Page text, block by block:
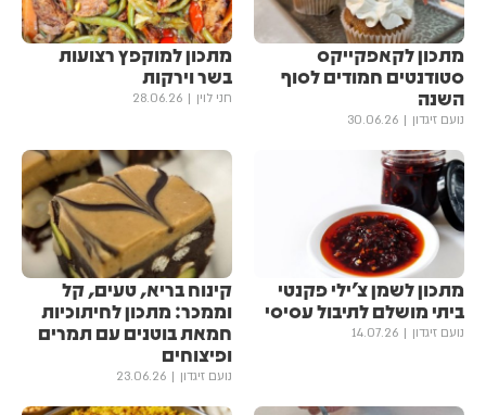
מתכון לקאפקייקס
סטודנטים חמודים לסוף
השנה
נועם זיגדון 30.06.26
מתכון למוקפץ רצועות
בשר וירקות
חני לוין 28.06.26
מתכון לשמן צ'ילי פקנטי
ביתי מושלם לתיבול עסיסי
נועם זיגדון 14.07.26
קינוח בריא, טעים, קל
וממכר: מתכון לחיתוכיות
חמאת בוטנים עם תמרים
ופיצוחים
נועם זיגדון 23.06.26